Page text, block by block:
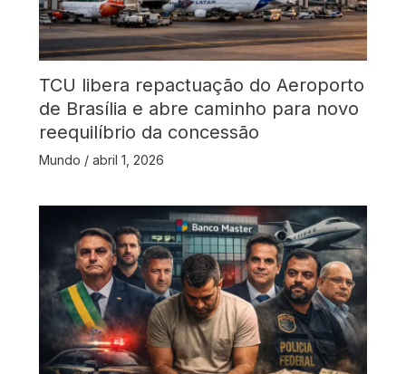
TCU libera repactuação do Aeroporto
de Brasília e abre caminho para novo
reequilíbrio da concessão
Mundo / abril 1, 2026